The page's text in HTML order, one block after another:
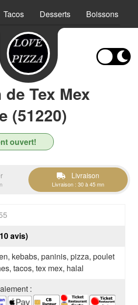
Tacos Desserts Boissons
Tex Mex
(51220)
ouvert!
Livraison
Livraison : 30 à 45 mn
avis)
kebabs, paninis, pizza, poulet
tacos, tex mex, halal
: